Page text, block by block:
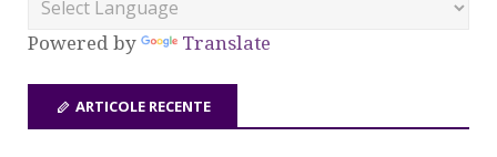
Powered by Translate
ARTICOLE RECENTE